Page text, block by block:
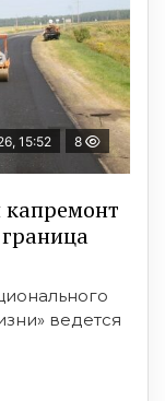
15:52 8
ведется